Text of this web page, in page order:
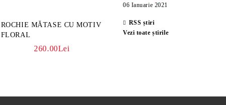
ROCHIE MĂTASE CU MOTIV
FLORAL
260.00Lei
06 Ianuarie 2021
RSS știri
Vezi toate știrile